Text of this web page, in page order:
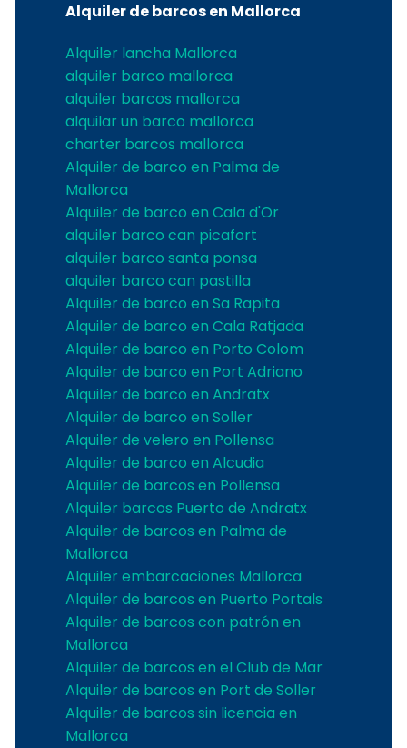
Alquiler de barcos en Mallorca
Alquiler lancha Mallorca
alquiler barco mallorca
alquiler barcos mallorca
alquilar un barco mallorca
charter barcos mallorca
Alquiler de barco en Palma de
Mallorca
Alquiler de barco en Cala d'Or
alquiler barco can picafort
alquiler barco santa ponsa
alquiler barco can pastilla
Alquiler de barco en Sa Rapita
Alquiler de barco en Cala Ratjada
Alquiler de barco en Porto Colom
Alquiler de barco en Port Adriano
Alquiler de barco en Andratx
Alquiler de barco en Soller
Alquiler de velero en Pollensa
Alquiler de barco en Alcudia
Alquiler de barcos en Pollensa
Alquiler barcos Puerto de Andratx
Alquiler de barcos en Palma de
Mallorca
Alquiler embarcaciones Mallorca
Alquiler de barcos en Puerto Portals
Alquiler de barcos con patrón en
Mallorca
Alquiler de barcos en el Club de Mar
Alquiler de barcos en Port de Soller
Alquiler de barcos sin licencia en
Mallorca